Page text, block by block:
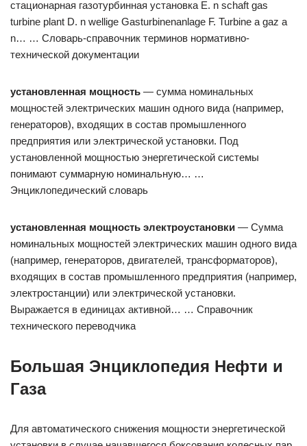
стационарная газотурбинная установка Е. n schaft gas
turbine plant D. n wellige Gasturbinenanlage F. Turbine a gaz a
n… … Словарь-справочник терминов нормативно-
технической документации
установленная мощность — сумма номинальных
мощностей электрических машин одного вида (например,
генераторов), входящих в состав промышленного
предприятия или электрической установки. Под
установленной мощностью энергетической системы
понимают суммарную номинальную… …
Энциклопедический словарь
установленная мощность электроустановки — Сумма
номинальных мощностей электрических машин одного вида
(например, генераторов, двигателей, трансформаторов),
входящих в состав промышленного предприятия (например,
электростанции) или электрической установки.
Выражается в единицах активной… … Справочник
технического переводчика
Большая Энциклопедия Нефти и
Газа
Для автоматического снижения мощности энергетической